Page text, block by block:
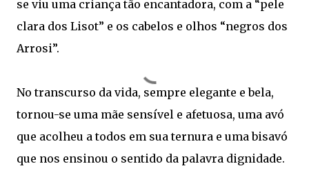
se viu uma criança tão encantadora, com a “pele
clara dos Lisot” e os cabelos e olhos “negros dos
Arrosi”.
No transcurso da vida, sempre elegante e bela,
tornou-se uma mãe sensível e afetuosa, uma avó
que acolheu a todos em sua ternura e uma bisavó
que nos ensinou o sentido da palavra dignidade.